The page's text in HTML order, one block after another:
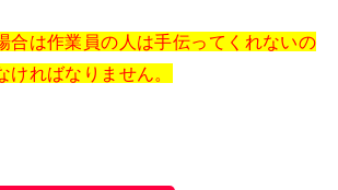
は作業員の人は手伝ってくれないの
ければなりません。